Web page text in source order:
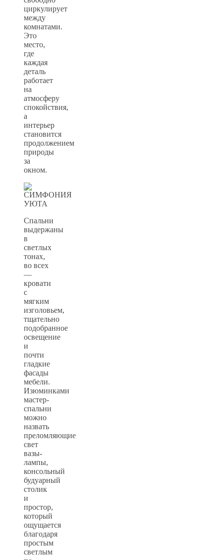
циркулирует
между
комнатами.
Это
место,
где
каждая
деталь
работает
на
атмосферу
спокойствия,
а
интерьер
становится
продолжением
природы
за
окном.
Спальни
выдержаны
в
светлых
тонах,
во всех
—
кровати
с
мягким
изголовьем,
тщательно
подобранное
освещение
и
почти
гладкие
фасады
мебели.
Изюминками
мастер-
спальни
можно
назвать
преломляющие
свет
вазы-
лампы,
консольный
будуарный
столик
и
простор,
который
ощущается
благодаря
простым
светлым